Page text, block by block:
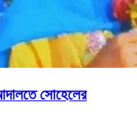
সোহেলের